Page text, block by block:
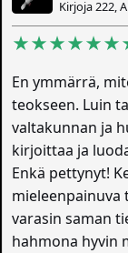
Kirjoja 222,
En ymmärrä,
teokseen. Luin
valtakunnan ja
kirjoittaa ja
Enkä pettynyt!
mieleenpainuva
varasin saman
hahmona hyvin